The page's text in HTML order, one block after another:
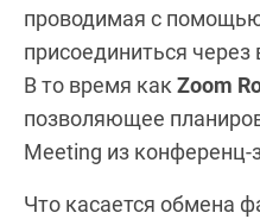
проводимая с
присоединиться
В то время как Zoom
позволяющее
Meeting из конференц-
Что касается обмена